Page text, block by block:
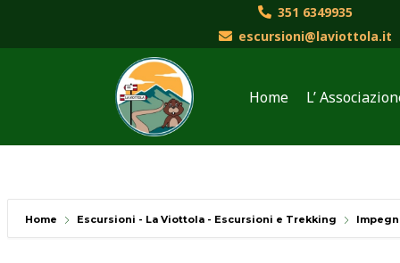
351 6349935
escursioni@laviottola.it
Home L’
Home Escursioni - La Viottola - Escursioni e Trekking